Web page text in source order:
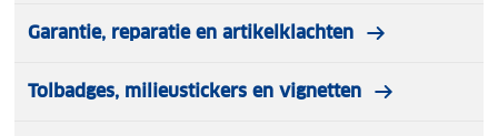
Garantie, reparatie en artikelklachten
Tolbadges, milieustickers en vignetten